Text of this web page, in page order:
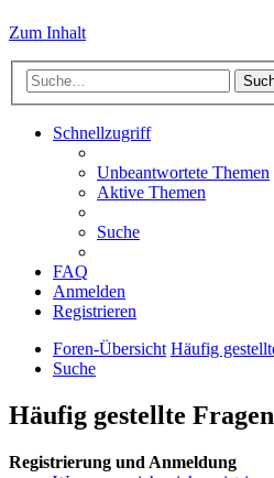
Zum Inhalt
Schnellzugriff
Unbeantwortete Themen
Aktive Themen
Suche
FAQ
Anmelden
Registrieren
Foren-Übersicht Häufig
Suche
Häufig gestellte Fragen
Registrierung und Anmeldung